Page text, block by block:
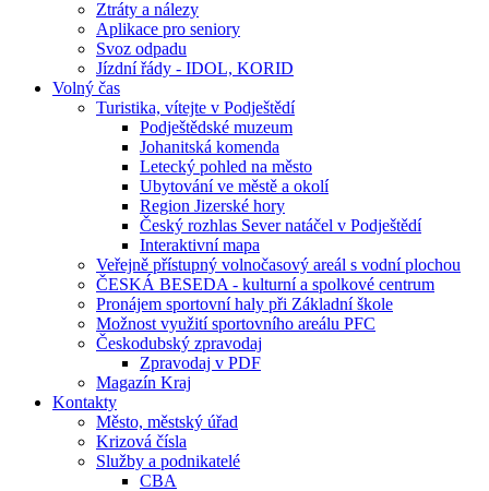
Ztráty a nálezy
Aplikace pro seniory
Svoz odpadu
Jízdní řády - IDOL, KORID
Volný čas
Turistika, vítejte v Podještědí
Podještědské muzeum
Johanitská komenda
Letecký pohled na město
Ubytování ve městě a okolí
Region Jizerské hory
Český rozhlas Sever natáčel v Podještědí
Interaktivní mapa
Veřejně přístupný volnočasový areál s vodní plochou
ČESKÁ BESEDA - kulturní a spolkové centrum
Pronájem sportovní haly při Základní škole
Možnost využití sportovního areálu PFC
Českodubský zpravodaj
Zpravodaj v PDF
Magazín Kraj
Kontakty
Město, městský úřad
Krizová čísla
Služby a podnikatelé
CBA